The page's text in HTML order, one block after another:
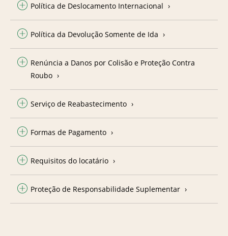
Política de Deslocamento Internacional
Política da Devolução Somente de Ida
Renúncia a Danos por Colisão e Proteção Contra
Roubo
Serviço de Reabastecimento
Formas de Pagamento
Requisitos do locatário
Proteção de Responsabilidade Suplementar